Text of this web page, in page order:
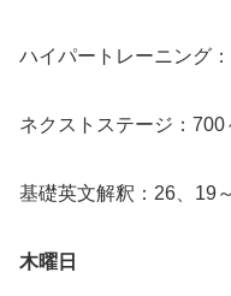
ハイパートレーニング
ネクストステージ：
基礎英文解釈：26、19
木曜日